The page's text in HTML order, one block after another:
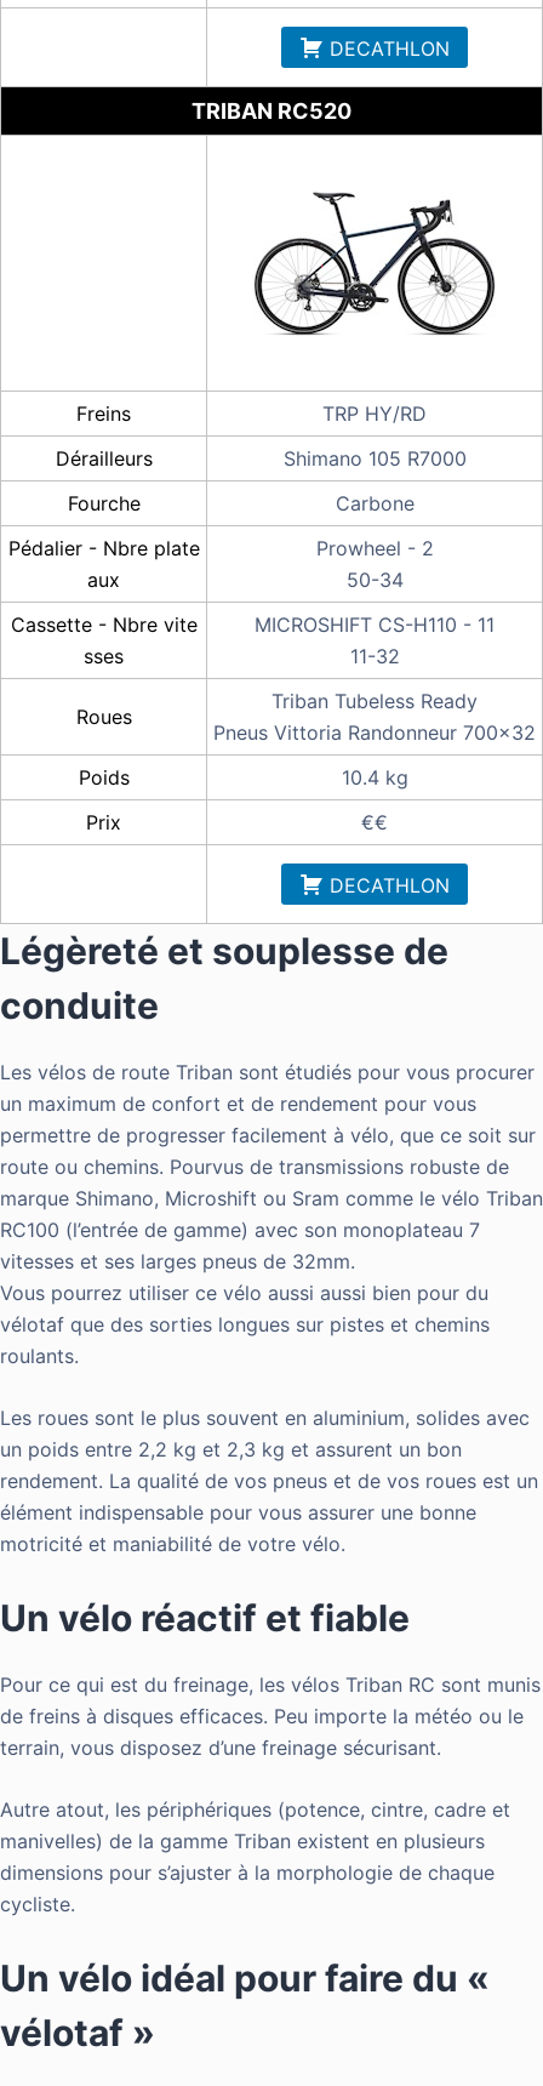
DECATHLON
TRIBAN RC520
Freins
TRP HY/RD
Dérailleurs
Shimano 105 R7000
Fourche
Carbone
Pédalier - Nbre plate
aux
Prowheel - 2
50-34
Cassette - Nbre vite
sses
MICROSHIFT CS-H110 - 11
11-32
Roues
Triban Tubeless Ready
Pneus Vittoria Randonneur 700x32
Poids
10.4 kg
Prix
€€
DECATHLON
Légèreté et souplesse de
conduite
Les vélos de route Triban sont étudiés pour vous procurer
un maximum de confort et de rendement pour vous
permettre de progresser facilement à vélo, que ce soit sur
route ou chemins. Pourvus de transmissions robuste de
marque Shimano, Microshift ou Sram comme le vélo Triban
RC100 (l’entrée de gamme) avec son monoplateau 7
vitesses et ses larges pneus de 32mm.
Vous pourrez utiliser ce vélo aussi aussi bien pour du
vélotaf que des sorties longues sur pistes et chemins
roulants.
Les roues sont le plus souvent en aluminium, solides avec
un poids entre 2,2 kg et 2,3 kg et assurent un bon
rendement. La qualité de vos pneus et de vos roues est un
élément indispensable pour vous assurer une bonne
motricité et maniabilité de votre vélo.
Un vélo réactif et fiable
Pour ce qui est du freinage, les vélos Triban RC sont munis
de freins à disques efficaces. Peu importe la météo ou le
terrain, vous disposez d’une freinage sécurisant.
Autre atout, les périphériques (potence, cintre, cadre et
manivelles) de la gamme Triban existent en plusieurs
dimensions pour s’ajuster à la morphologie de chaque
cycliste.
Un vélo idéal pour faire du «
vélotaf »